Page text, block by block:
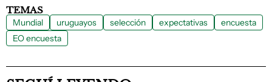
TEMAS
Mundial uruguayos selección expectativas
encuesta
EO encuesta